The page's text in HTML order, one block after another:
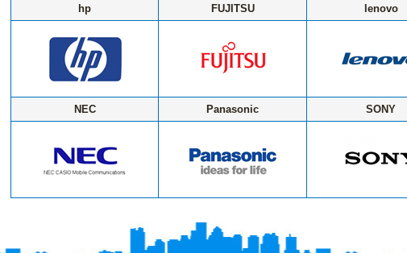
hp FUJITSU lenovo
NEC Panasonic SONY